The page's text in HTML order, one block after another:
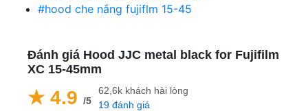
#hood che nắng fujiflm 15-45
Đánh giá Hood JJC metal black for Fujifilm
XC 15-45mm
★ 4.9 /5
62,6k khách hài lòng
19 đánh giá